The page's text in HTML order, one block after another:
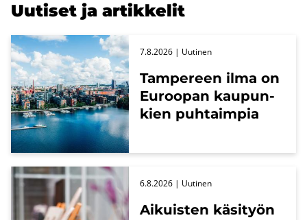
Uu­ti­set ja ar­tik­ke­lit
Tam­pe­reen ilma on
Eu­roo­pan kau­pun­
kien puh­taim­pia
7.8.2026 | Uu­ti­nen
Ai­kuis­ten kä­si­työn
6.8.2026 | Uu­ti­nen